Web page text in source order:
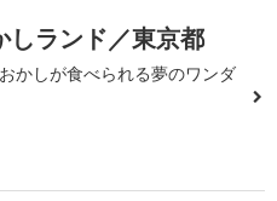
しランド／東京都
かしが食べられる夢のワンダ